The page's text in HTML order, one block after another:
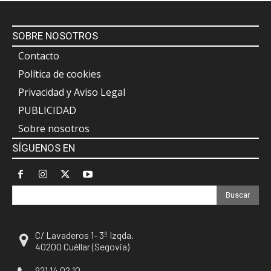
SOBRE NOSOTROS
Contacto
Política de cookies
Privacidad y Aviso Legal
PUBLICIDAD
Sobre nosotros
SÍGUENOS EN
Buscar
C/ Lavaderos 1- 3º Izqda.
40200 Cuéllar (Segovia)